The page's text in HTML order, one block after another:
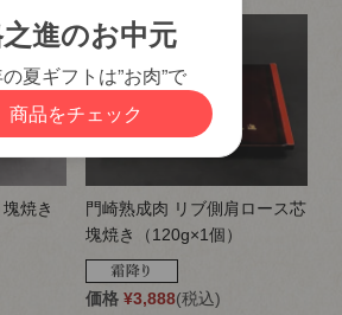
焼き
門崎熟成肉 リブ側肩ロース芯
塊焼き（120g×1個）
価格 ¥3,888 税込